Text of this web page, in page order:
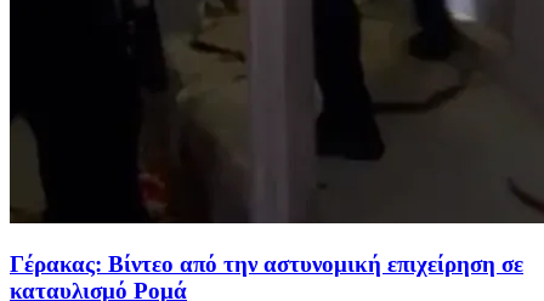
Γέρακας: Βίντεο από την αστυνομική επιχείρηση σε
καταυλισμό Ρομά